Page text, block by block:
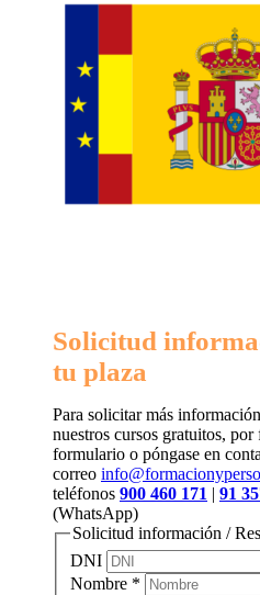
Solicitud
tu plaza
Para solicitar más
nuestros cursos gratuitos, por
formulario o póngase en
correo
teléfonos 900 460 171 | 91
(WhatsApp)
Solicitud información /
DNI
Nombre *